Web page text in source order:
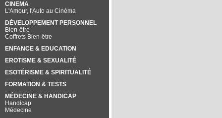
CINEMA
L'Amour, l'Auto au Cinéma
DÉVELOPPEMENT PERSONNEL
Bien-être
Coffrets Bien-ëtre
ENFANCE & EDUCATION
EROTISME & SEXUALITÉ
ESOTÉRISME & SPIRITUALITÉ
FORMATION & TESTS
MÉDECINE & HANDICAP
Handicap
Médecine